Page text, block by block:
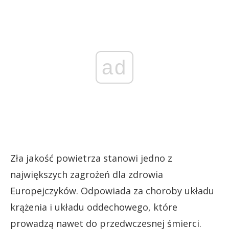
ad
Zła jakość powietrza stanowi jedno z
największych zagrożeń dla zdrowia
Europejczyków. Odpowiada za choroby układu
krążenia i układu oddechowego, które
prowadzą nawet do przedwczesnej śmierci.